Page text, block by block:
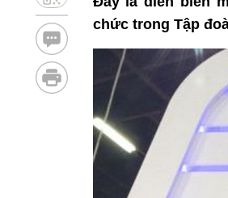
chức trong Tập